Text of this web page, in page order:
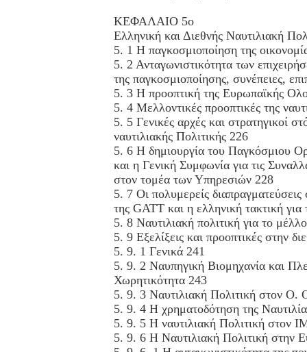
ΚΕΦΑΛΑΙΟ 5ο
Ελληνική και Διεθνής Ναυτιλιακή
5. 1 Η παγκοσμιοποίηση της
5. 2 Ανταγωνιστικότητα των
της παγκοσμιοποίησης, συνέπειες,
5. 3 Η προοπτική της Ευρωπαϊκής
5. 4 Μελλοντικές προοπτικές της
5. 5 Γενικές αρχές και στρατηγικοί
ναυτιλιακής Πολιτικής 226
5. 6 Η δημιουργία του Παγκόσμιου
και η Γενική Συμφωνία για τις
στον τομέα των Υπηρεσιών 228
5. 7 Οι πολυμερείς
της GATT και η ελληνική τακτική για
5. 8 Ναυτιλιακή πολιτική για το
5. 9 Εξελίξεις και προοπτικές στην
5. 9. 1 Γενικά 241
5. 9. 2 Ναυπηγική Βιομηχανία και
Χωρητικότητα 243
5. 9. 3 Ναυτιλιακή Πολιτική στον
5. 9. 4 Η χρηματοδότηση της
5. 9. 5 Η ναυτιλιακή Πολιτική στον
5. 9. 6 Η Ναυτιλιακή Πολιτική στην